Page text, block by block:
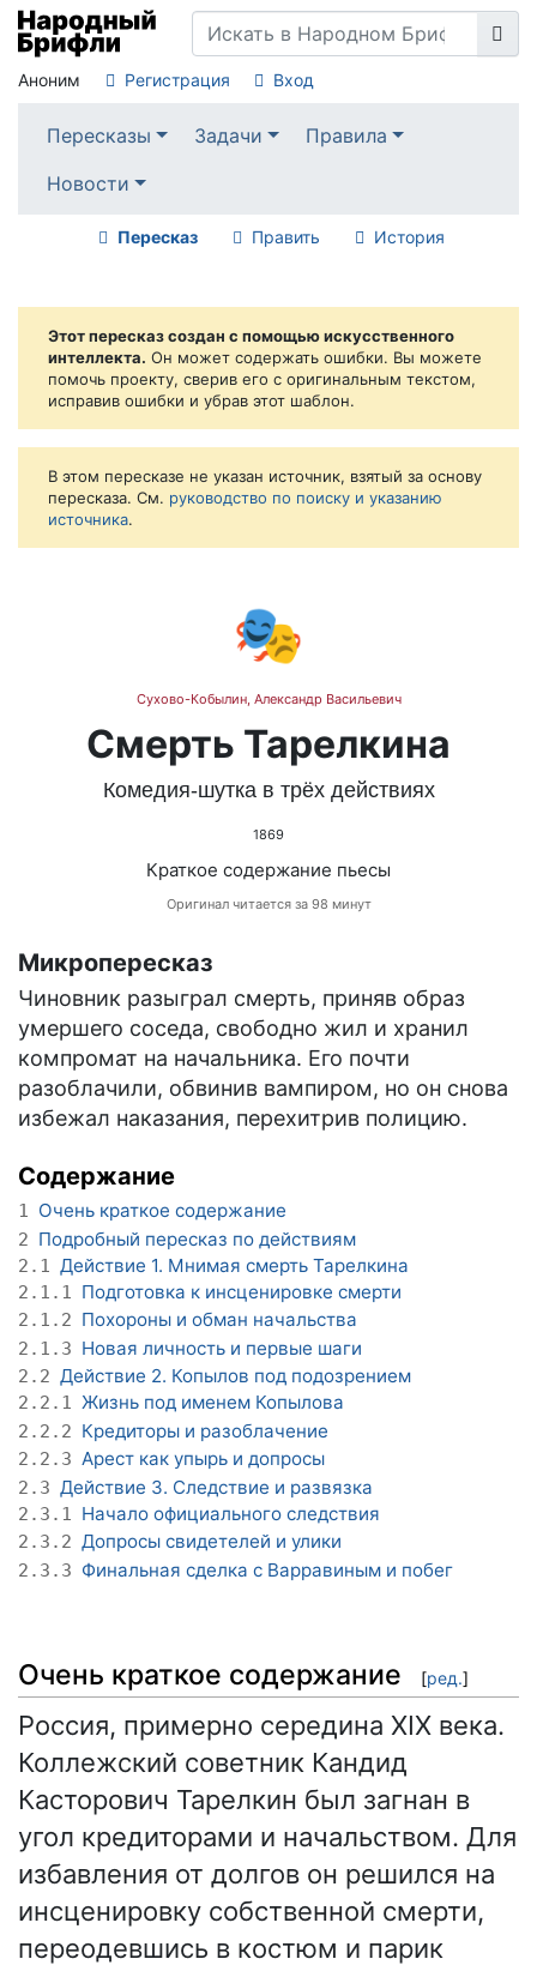
Аноним Регистрация Вход
Пересказы Задачи
Правила
Новости
Пересказ Править История
Этот пересказ создан с помощью искусственного
интеллекта. Он может содержать ошибки. Вы можете
помочь проекту, сверив его с оригинальным текстом,
исправив ошибки и убрав этот шаблон.
В этом пересказе не указан источник, взятый за основу
пересказа. См. руководство по поиску и указанию
источника.
🎭
Сухово-Кобылин, Александр Васильевич
Смерть Тарелкина
Комедия-шутка в трёх действиях
1869
Краткое содержание пьесы
Оригинал читается за 98 минут
Микропересказ
Чиновник разыграл смерть, приняв образ
умершего соседа, свободно жил и хранил
компромат на начальника. Его почти
разоблачили, обвинив вампиром, но он снова
избежал наказания, перехитрив полицию.
Содержание
1 Очень краткое содержание
2 Подробный пересказ по действиям
2.1 Действие 1. Мнимая смерть Тарелкина
2.1.1 Подготовка к инсценировке смерти
2.1.2 Похороны и обман начальства
2.1.3 Новая личность и первые шаги
2.2 Действие 2. Копылов под подозрением
2.2.1 Жизнь под именем Копылова
2.2.2 Кредиторы и разоблачение
2.2.3 Арест как упырь и допросы
2.3 Действие 3. Следствие и развязка
2.3.1 Начало официального следствия
2.3.2 Допросы свидетелей и улики
2.3.3 Финальная сделка с Варравиным и побег
Очень краткое содержание [ред.]
Россия, примерно середина XIX века.
Коллежский советник Кандид
Касторович Тарелкин был загнан в
угол кредиторами и начальством. Для
избавления от долгов он решился на
инсценировку собственной смерти,
переодевшись в костюм и парик